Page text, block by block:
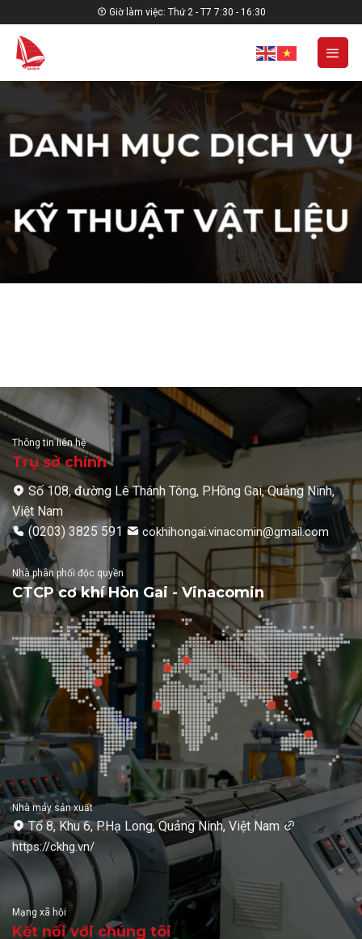
to
content
Giờ làm việc: Thứ 2 - T7 7:30 - 16:30
DANH MỤC DỊCH VỤ
/
KỸ THUẬT VẬT LIỆU
Thông tin liên hệ
Trụ sở chính
Số 108, đường Lê Thánh Tông, P.Hồng Gai, Quảng Ninh,
Việt Nam
(0203) 3825 591
cokhihongai.vinacomin@gmail.com
Nhà phân phối độc quyền
CTCP cơ khí Hòn Gai - Vinacomin
Nhà máy sản xuất
Tổ 8, Khu 6, P.Hạ Long, Quảng Ninh, Việt Nam
https://ckhg.vn/
Mạng xã hội
Kết nối với chúng tôi